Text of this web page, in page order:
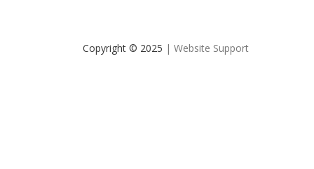
Copyright © 2025 | Website Support